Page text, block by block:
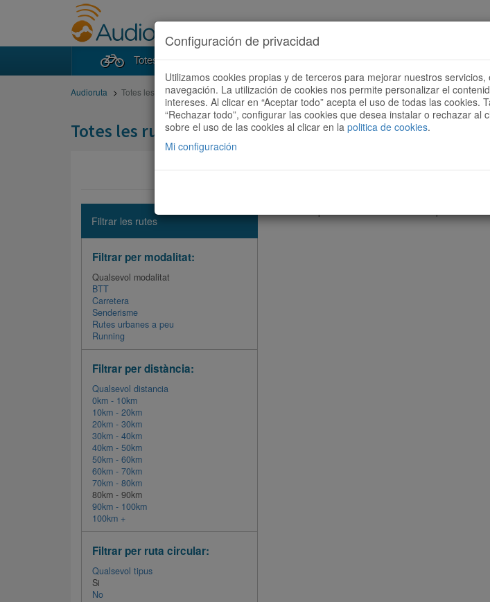
Totes les rutes Cercador de rutes Vols ser
Audioruta Totes les rutes
Totes les rutes
Filtrar les rutes
Filtrar per modalitat:
Qualsevol modalitat
BTT
Carretera
Senderisme
Rutes urbanes a peu
Running
Filtrar per distància:
Qualsevol distancia
0km - 10km
10km - 20km
20km - 30km
30km - 40km
40km - 50km
50km - 60km
60km - 70km
70km - 80km
80km - 90km
90km - 100km
100km +
Filtrar per ruta circular:
Qualsevol tipus
Si
No
Configuración de privacidad
Utilizamos cookies propias y de terceros para mejorar nuestros
navegación. La utilización de cookies nos permite personalizar el
intereses. Al clicar en “Aceptar todo” acepta el uso de todas las
“Rechazar todo”, configurar las cookies que desea instalar o rechazar
sobre el uso de las cookies al clicar en la politica de cookies.
Mi configuración